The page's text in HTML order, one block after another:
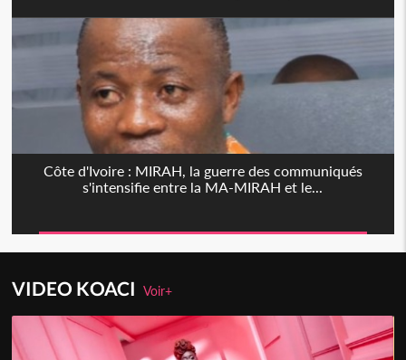
Côte d'Ivoire : MIRAH, la guerre des communiqués
s'intensifie entre la MA-MIRAH et le...
VIDEO KOACIVoir+